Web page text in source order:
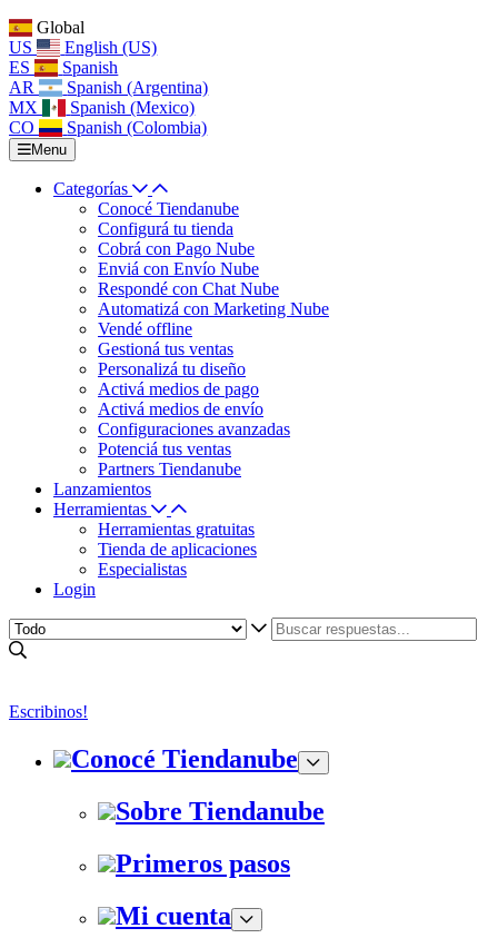
Global
US
English (US)
ES
Spanish
AR
Spanish (Argentina)
MX
Spanish (Mexico)
CO
Spanish (Colombia)
Menu
Categorías
Conocé Tiendanube
Configurá tu tienda
Cobrá con Pago Nube
Enviá con Envío Nube
Respondé con Chat Nube
Automatizá con Marketing Nube
Vendé offline
Gestioná tus ventas
Personalizá tu diseño
Activá medios de pago
Activá medios de envío
Configuraciones avanzadas
Potenciá tus ventas
Partners Tiendanube
Lanzamientos
Herramientas
Herramientas gratuitas
Tienda de aplicaciones
Especialistas
Login
Escribinos!
Conocé Tiendanube
Sobre Tiendanube
Primeros pasos
Mi cuenta